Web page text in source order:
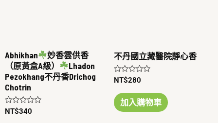
Abhikhan
妙香雲供香
（原黃盒A級）
Lhadon
Pezokhang不丹香Drichog
Chotrin
評
NT$340
不丹國立藏醫院靜心香
評
0
滿
分
NT$280
加入購物車